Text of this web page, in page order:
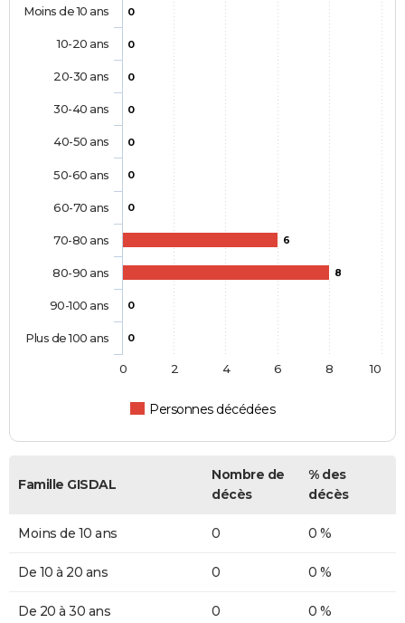
0
0
0
0
0
0
0
6
8
0
0
Personnes décédées
Moins de 10 ans
10-20 ans
20-30 ans
30-40 ans
40-50 ans
50-60 ans
60-70 ans
70-80 ans
80-90 ans
90-100 ans
Plus de 100 ans
0 2 4 6 8 10
Famille GISDAL
Nombre de
décès
% des
décès
Moins de 10 ans 0 0 %
De 10 à 20 ans 0 0 %
De 20 à 30 ans 0 0 %